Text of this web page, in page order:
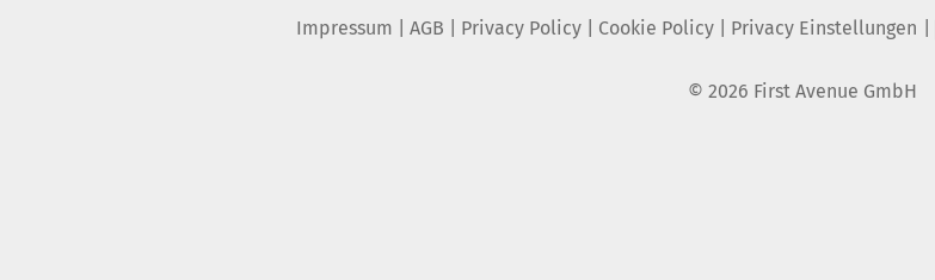
Impressum AGB Privacy Policy| Cookie Policy| Privacy Einstellungen
© 2026 First Avenue GmbH